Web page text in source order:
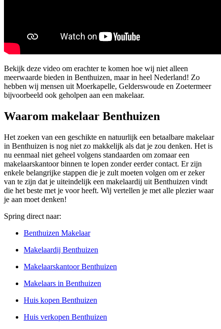
Bekijk deze video om erachter te komen hoe wij niet alleen
meerwaarde bieden in Benthuizen, maar in heel Nederland! Zo
hebben wij mensen uit Moerkapelle, Gelderswoude en Zoetermeer
bijvoorbeeld ook geholpen aan een makelaar.
Waarom makelaar Benthuizen
Het zoeken van een geschikte en natuurlijk een betaalbare makelaar
in Benthuizen is nog niet zo makkelijk als dat je zou denken. Het is
nu eenmaal niet geheel volgens standaarden om zomaar een
makelaarskantoor binnen te lopen zonder eerder contact. Er zijn
enkele belangrijke stappen die je zult moeten volgen om er zeker
van te zijn dat je uiteindelijk een makelaardij uit Benthuizen vindt
die het beste met je voor heeft. Wij vertellen je met alle plezier waar
je aan moet denken!
Spring direct naar:
Benthuizen Makelaar
Makelaardij Benthuizen
Makelaarskantoor Benthuizen
Makelaars in Benthuizen
Huis kopen Benthuizen
Huis verkopen Benthuizen